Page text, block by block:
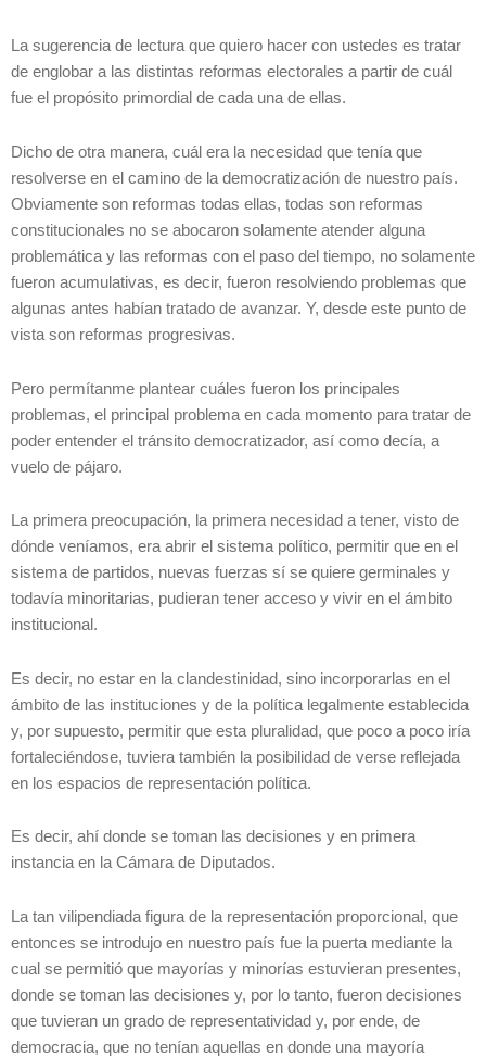
La sugerencia de lectura que quiero hacer con ustedes es tratar
de englobar a las distintas reformas electorales a partir de cuál
fue el propósito primordial de cada una de ellas.
Dicho de otra manera, cuál era la necesidad que tenía que
resolverse en el camino de la democratización de nuestro país.
Obviamente son reformas todas ellas, todas son reformas
constitucionales no se abocaron solamente atender alguna
problemática y las reformas con el paso del tiempo, no solamente
fueron acumulativas, es decir, fueron resolviendo problemas que
algunas antes habían tratado de avanzar. Y, desde este punto de
vista son reformas progresivas.
Pero permítanme plantear cuáles fueron los principales
problemas, el principal problema en cada momento para tratar de
poder entender el tránsito democratizador, así como decía, a
vuelo de pájaro.
La primera preocupación, la primera necesidad a tener, visto de
dónde veníamos, era abrir el sistema político, permitir que en el
sistema de partidos, nuevas fuerzas sí se quiere germinales y
todavía minoritarias, pudieran tener acceso y vivir en el ámbito
institucional.
Es decir, no estar en la clandestinidad, sino incorporarlas en el
ámbito de las instituciones y de la política legalmente establecida
y, por supuesto, permitir que esta pluralidad, que poco a poco iría
fortaleciéndose, tuviera también la posibilidad de verse reflejada
en los espacios de representación política.
Es decir, ahí donde se toman las decisiones y en primera
instancia en la Cámara de Diputados.
La tan vilipendiada figura de la representación proporcional, que
entonces se introdujo en nuestro país fue la puerta mediante la
cual se permitió que mayorías y minorías estuvieran presentes,
donde se toman las decisiones y, por lo tanto, fueron decisiones
que tuvieran un grado de representatividad y, por ende, de
democracia, que no tenían aquellas en donde una mayoría